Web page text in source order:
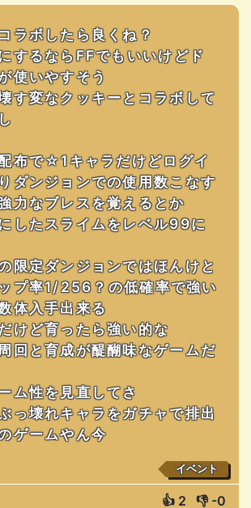
ラボしたら良くね？
するならFFでもいいけどド
使いやすそう
す変なクッキーとコラボして
布で☆1キャラだけどログイ
ダンジョンでの使用数こなす
力なブレスを覚えるとか
したスライムをレベル99に
限定ダンジョンではほんけと
プ率1/256？の低確率で強い
体入手出来る
けど育ったら強い的な
回と育成が醍醐味なゲームだ
ム性を見直してさ
っ壊れキャラをガチャで排出
ゲームやん今
イベント
👍 2 👎 -0